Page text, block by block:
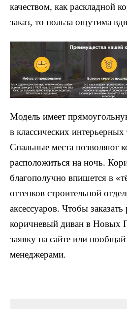
качеством, как раскладной
заказ, то польза ощутима
Модель имеет
в классических
Спальные места позволяют
расположиться на ночь.
благополучно впишется в
оттенков строительной
аксессуаров. Чтобы заказать
коричневый диван в Новых
заявку на сайте или
менеджерами.